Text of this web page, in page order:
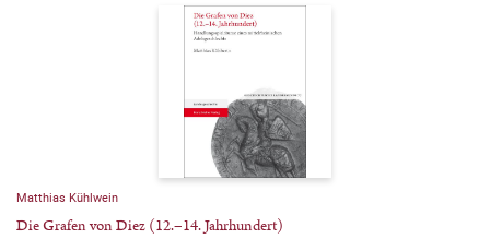
Matthias Kühlwein
Die Grafen von Diez (12.–14. Jahrhundert)